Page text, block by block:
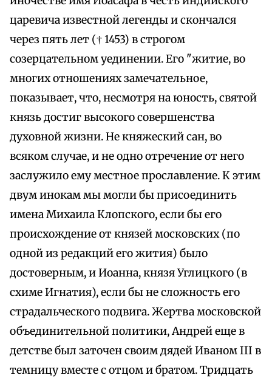
царевича известной легенды и скончался
через пять лет († 1453) в строгом
созерцательном уединении. Его "житие, во
многих отношениях замечательное,
показывает, что, несмотря на юность, святой
князь достиг высокого совершенства
духовной жизни. Не княжеский сан, во
всяком случае, и не одно отречение от него
заслужило ему местное прославление. К этим
двум инокам мы могли бы присоединить
имена Михаила Клопского, если бы его
происхождение от князей московских (по
одной из редакций его жития) было
достоверным, и Иоанна, князя Углицкого (в
схиме Игнатия), если бы не сложность его
страдальческого подвига. Жертва московской
объединительной политики, Андрей еще в
детстве был заточен своим дядей Иваном III в
темницу вместе с отцом и братом. Тридцать